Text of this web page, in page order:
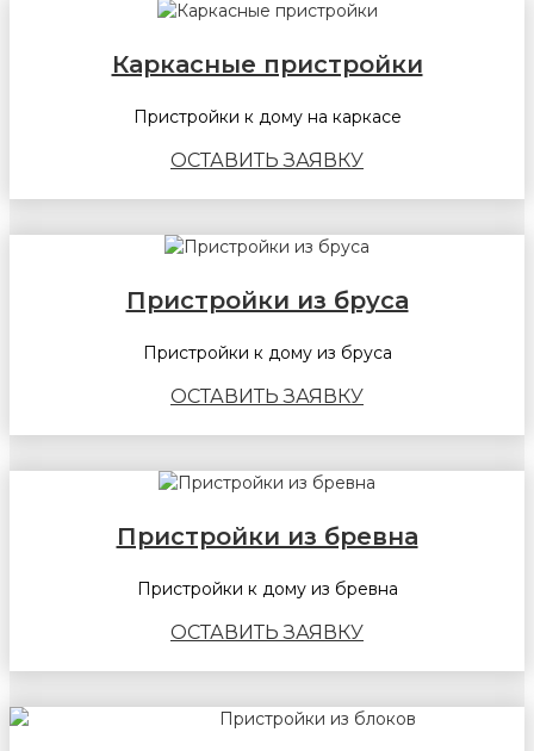
Каркасные пристройки
Пристройки к дому на каркасе
ОСТАВИТЬ ЗАЯВКУ
Пристройки из бруса
Пристройки к дому из бруса
ОСТАВИТЬ ЗАЯВКУ
Пристройки из бревна
Пристройки к дому из бревна
ОСТАВИТЬ ЗАЯВКУ